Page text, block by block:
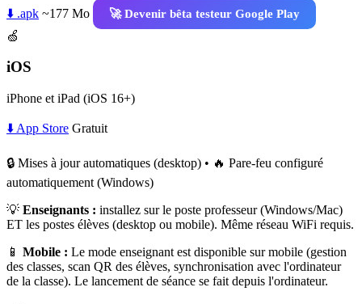
⬇️ .apk ~177 Mo
🚀 Devenir bêta testeur Google Play
🍏
iOS
iPhone et iPad (iOS 16+)
⬇️ App Store Gratuit
🔒 Mises à jour automatiques (desktop) • 🔥 Pare-feu configuré
automatiquement (Windows)
💡 Enseignants : installez sur le poste professeur (Windows/Mac)
ET les postes élèves (desktop ou mobile). Même réseau WiFi requis.
📱 Mobile : Le mode enseignant est disponible sur mobile (gestion
des classes, scan QR des élèves, synchronisation avec l'ordinateur
de la classe). Le lancement de séance se fait depuis l'ordinateur.